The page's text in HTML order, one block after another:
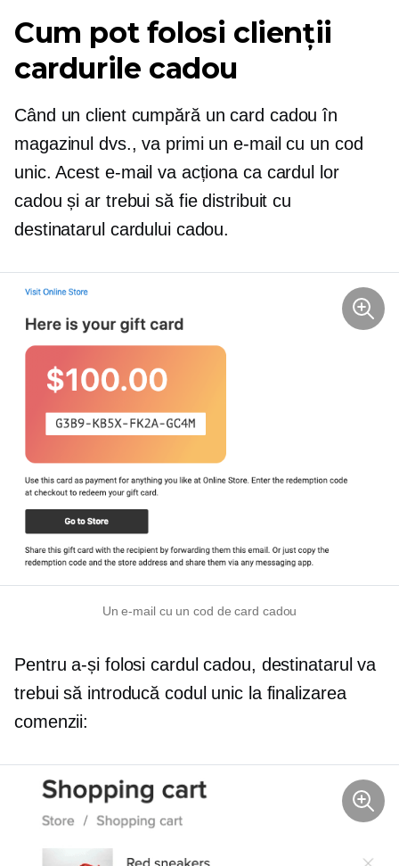
Cum pot folosi clienții
cardurile cadou
Când un client cumpără un card cadou în
magazinul dvs., va primi un e-mail cu un cod
unic. Acest e-mail va acționa ca cardul lor
cadou și ar trebui să fie distribuit cu
destinatarul cardului cadou.
Un e-mail cu un cod de card cadou
Pentru a-și folosi cardul cadou, destinatarul va
trebui să introducă codul unic la finalizarea
comenzii: